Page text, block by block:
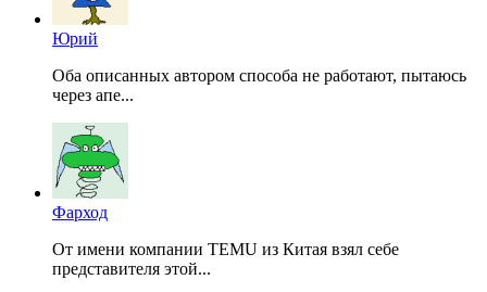
Юрий
Оба описанных автором способа не работают, пытаюсь
через апе...
Фарход
От имени компании TEMU из Китая взял себе
представителя этой...